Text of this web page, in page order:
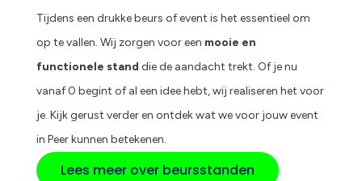
Tijdens een drukke beurs of event is het essentieel om
op te vallen. Wij zorgen voor een mooie en
functionele stand die de aandacht trekt. Of je nu
vanaf 0 begint of al een idee hebt, wij realiseren het voor
je. Kijk gerust verder en ontdek wat we voor jouw event
in Peer kunnen betekenen.
Lees meer over beursstanden